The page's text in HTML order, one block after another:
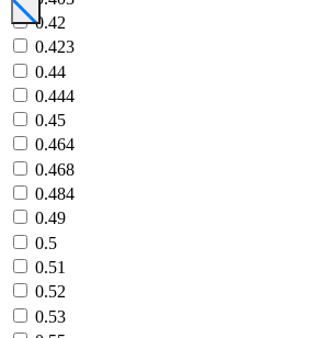
0.42
0.423
0.44
0.444
0.45
0.464
0.468
0.484
0.49
0.5
0.51
0.52
0.53